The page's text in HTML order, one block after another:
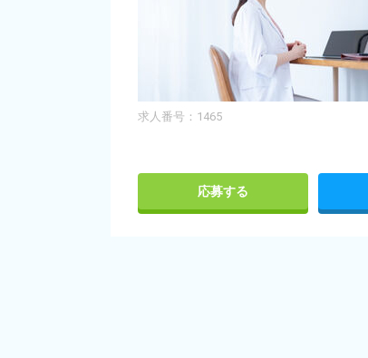
求人番号：1465
応募する